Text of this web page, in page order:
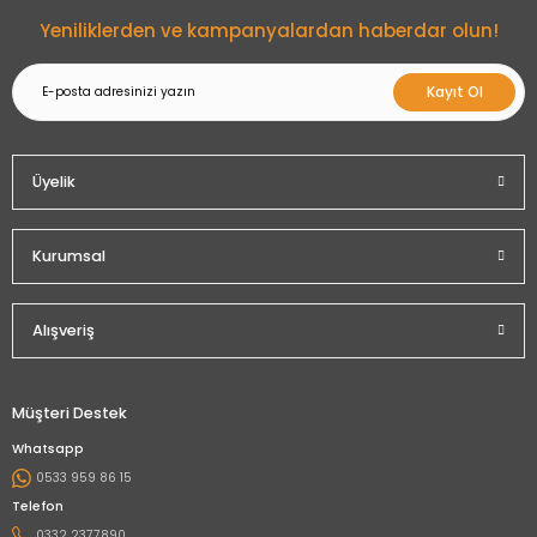
Yeniliklerden ve kampanyalardan haberdar olun!
Kayıt Ol
Üyelik
Kurumsal
Alışveriş
Müşteri Destek
Whatsapp
0533 959 86 15
Telefon